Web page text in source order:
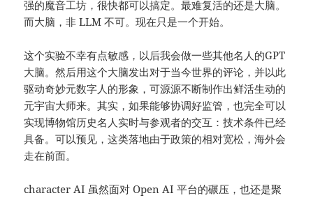
强的魔音工坊，很快都可以搞定。最难复活的还是大脑。
而大脑，非 LLM 不可。现在只是一个开始。
这个实验不幸有点敏感，以后我会做一些其他名人的GPT
大脑。然后用这个大脑发出对于当今世界的评论，并以此
驱动奇妙元数字人的形象，可源源不断制作出鲜活生动的
元宇宙大师来。其实，如果能够协调好监管，也完全可以
实现博物馆历史名人实时与参观者的交互：技术条件已经
具备。可以预见，这类落地由于政策的相对宽松，海外会
走在前面。
character AI 虽然面对 Open AI 平台的碾压，也还是聚